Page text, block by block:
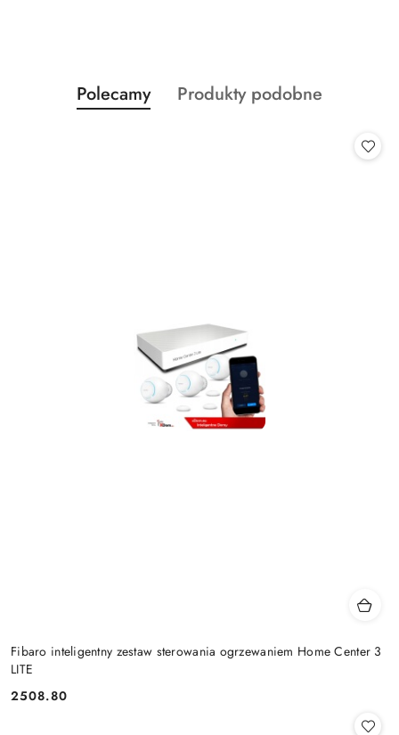
Pomiń karuzelę produktów
Produkty
o
Polecamy
Produkty
Produkty podobne
Fibaro inteligentny zestaw sterowania ogrzewaniem Home Center 3
LITE
Cena:
2508.80